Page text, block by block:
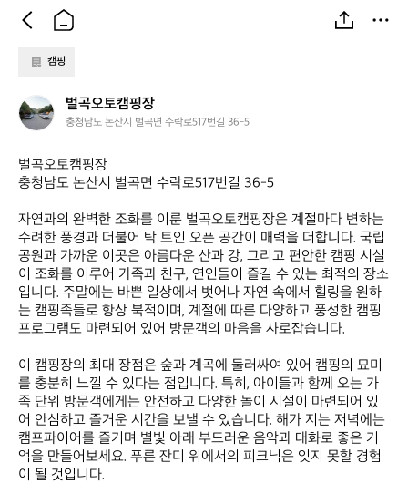
캠핑
벌
곡
토
캠
핑
장
벌곡오토캠핑장
충청남도 논산시 벌곡면 수락로517번길 36-5
벌곡오토캠핑장
충청남도 논산시 벌곡면 수락로517번길 36-5
자연과의 완벽한 조화를 이룬 벌곡오토캠핑장은 계절마다 변하는
수려한 풍경과 더불어 탁 트인 오픈 공간이 매력을 더합니다. 국립
공원과 가까운 이곳은 아름다운 산과 강, 그리고 편안한 캠핑 시설
이 조화를 이루어 가족과 친구, 연인들이 즐길 수 있는 최적의 장소
입니다. 주말에는 바쁜 일상에서 벗어나 자연 속에서 힐링을 원하
는 캠핑족들로 항상 북적이며, 계절에 따른 다양하고 풍성한 캠핑
프로그램도 마련되어 있어 방문객의 마음을 사로잡습니다.
이 캠핑장의 최대 장점은 숲과 계곡에 둘러싸여 있어 캠핑의 묘미
를 충분히 느낄 수 있다는 점입니다. 특히, 아이들과 함께 오는 가
족 단위 방문객에게는 안전하고 다양한 놀이 시설이 마련되어 있
어 안심하고 즐거운 시간을 보낼 수 있습니다. 해가 지는 저녁에는
캠프파이어를 즐기며 별빛 아래 부드러운 음악과 대화로 좋은 기
억을 만들어보세요. 푸른 잔디 위에서의 피크닉은 잊지 못할 경험
이 될 것입니다.